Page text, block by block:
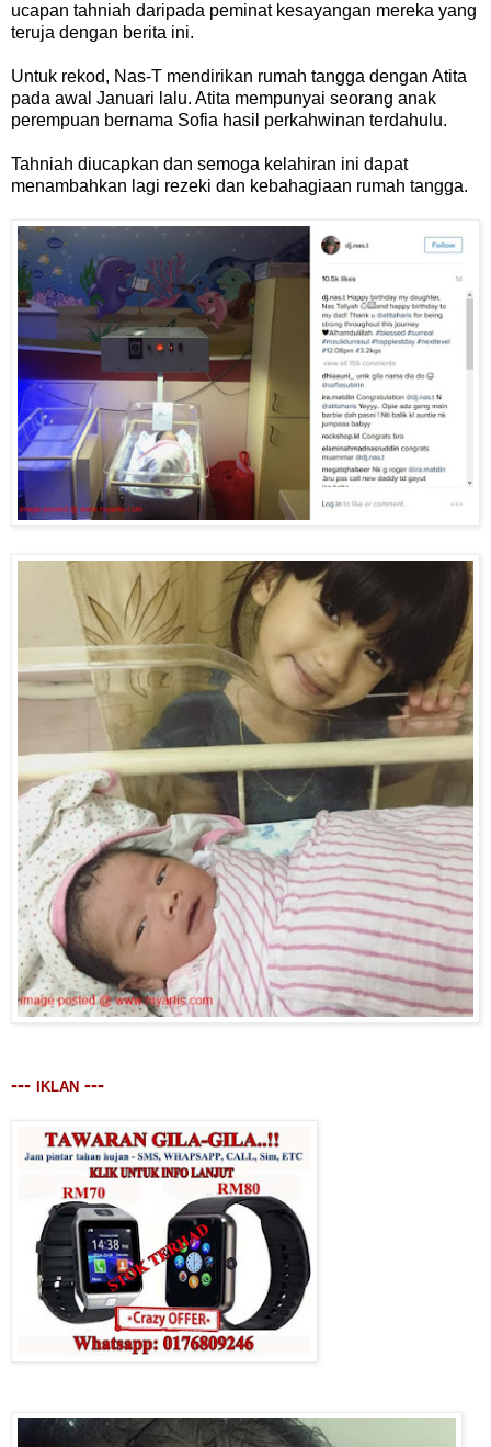
ucapan tahniah daripada peminat kesayangan mereka yang
teruja dengan berita ini.
Untuk rekod, Nas-T mendirikan rumah tangga dengan Atita
pada awal Januari lalu. Atita mempunyai seorang anak
perempuan bernama Sofia hasil perkahwinan terdahulu.
Tahniah diucapkan dan semoga kelahiran ini dapat
menambahkan lagi rezeki dan kebahagiaan rumah tangga.
--- IKLAN ---